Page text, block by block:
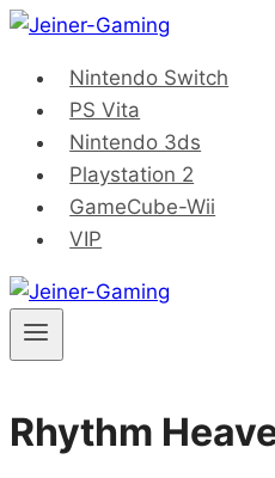
Saltar
contenidoNintendo Switch
PS Vita
Nintendo 3ds
Playstation 2
GameCube-Wii
VIP
Rhythm